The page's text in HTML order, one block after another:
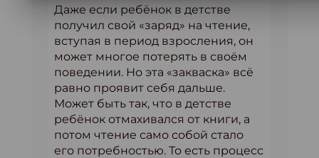
Даже если ребёнок в детстве
получил свой «заряд» на чтение,
вступая в период взросления, он
может многое потерять в своём
поведении. Но эта «закваска» всё
равно проявит себя дальше.
Может быть так, что в детстве
ребёнок отмахивался от книги, а
потом чтение само собой стало
его потребностью. То есть процесс